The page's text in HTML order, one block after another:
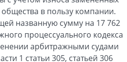
в пользу компании.
названную сумму на 17 762
процессуального кодекса
арбитражными судами
1 статьи 305, статьей 306